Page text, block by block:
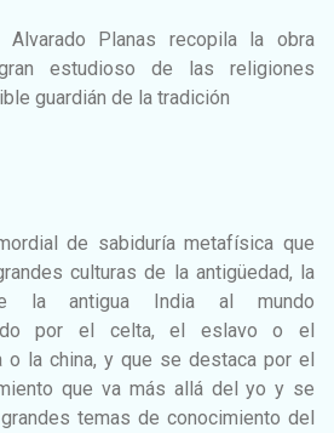
Alvarado Planas recopila la obra
estudioso de las religiones
guardián de la tradición
de sabiduría metafísica que
culturas de la antigüedad, la
la antigua India al mundo
por el celta, el eslavo o el
o la china, y que se destaca por el
que va más allá del yo y se
temas de conocimiento del